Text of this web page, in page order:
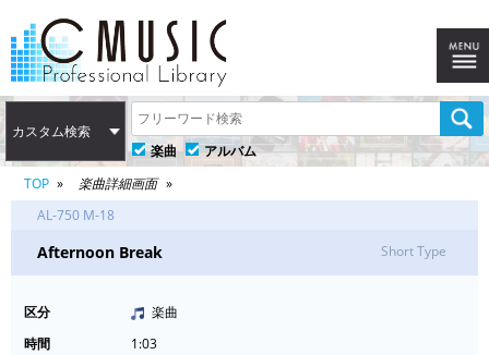
カスタム検索
楽曲
アルバム
TOP
楽曲詳細画面
AL-750 M-18
Afternoon Break Short Type
区分
楽曲
時間
1:03